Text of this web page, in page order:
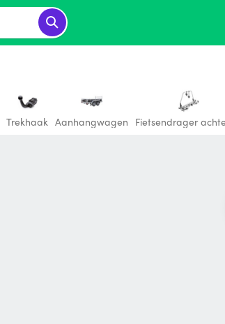
Trekhaak Aanhangwagen Fietsendrager